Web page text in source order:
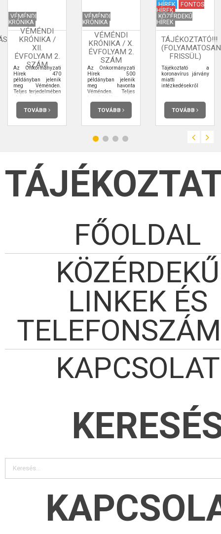
VÉMÉNDI
KRÓNIKA
VÉMÉNDI
KRÓNIKA /
XII.
ÉVFOLYAM 2.
SZÁM
Az Önkormányzati
Hírek 470
példányban jelenik
meg Véménden.
Teljes terjedelmében
elolvashatja.
TOVÁBB
VÉMÉNDI
KRÓNIKA
VÉMÉNDI
KRÓNIKA / X.
ÉVFOLYAM 2.
SZÁM
Az Önkormányzati
Hírek 500
példányban jelenik
meg havonta
Véménden. Teljes
terjedelmében
elolvashatja.
TOVÁBB
HÍREK
FONTOS
HÍREK
KÖZÉRDEKŰ
HÍREK
TÁJÉKOZTATÓ!!!
(FOLYAMATOSAN
FRISSÜL)
Tájékoztató a
koronavírus járvány
miatti
intézkedésekről
TOVÁBB
FŐOLDAL
KÖZÉRDEKŰ
LINKEK ÉS
KAPCSOLAT